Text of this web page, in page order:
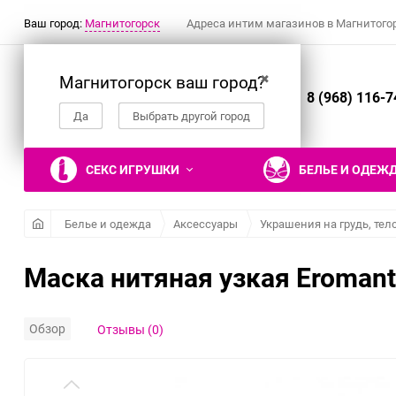
Ваш город: Магнитогорск
✖
Магнитогорск ваш город?
Да Выбрать другой город
Адреса интим магазинов в
8 (968) 116-
Вибраторы
Реалистичные вибраторы
Нереалистичные
Фаллоимитаторы
СЕКС ИГРУШКИ
Ролевые костюмы
Костюм горничной
Костюм зайки
Эротическое белье
БЕЛЬЕ И
Наручники, манжеты Кляпы
Гели, смазки и
Съедобные гели и смазки
вагинального секса
Презервативы
Настольные эротические
Эротические подарки и
Белье и одежда Аксессуары Украшения на грудь,
Маска нитяная узкая
Обзор Отзывы (0)